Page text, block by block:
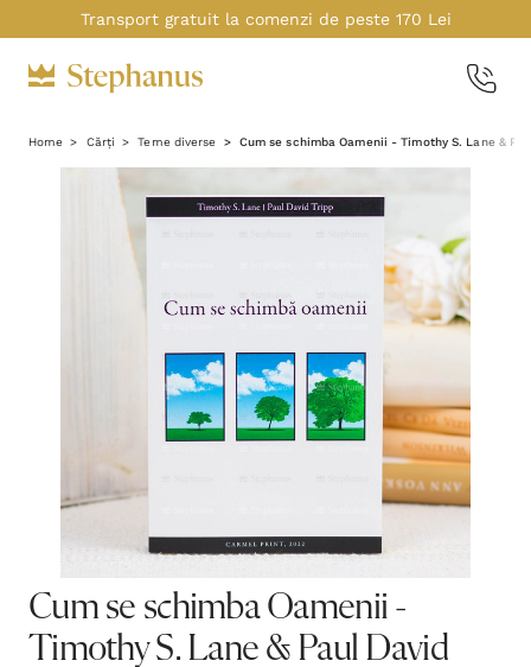
Transport gratuit la comenzi de peste 170 Lei
Home Cărți Teme diverse Cum se schimba Oamenii - Timothy S. Lane &
Cum se schimba Oamenii -
Timothy S. Lane & Paul David